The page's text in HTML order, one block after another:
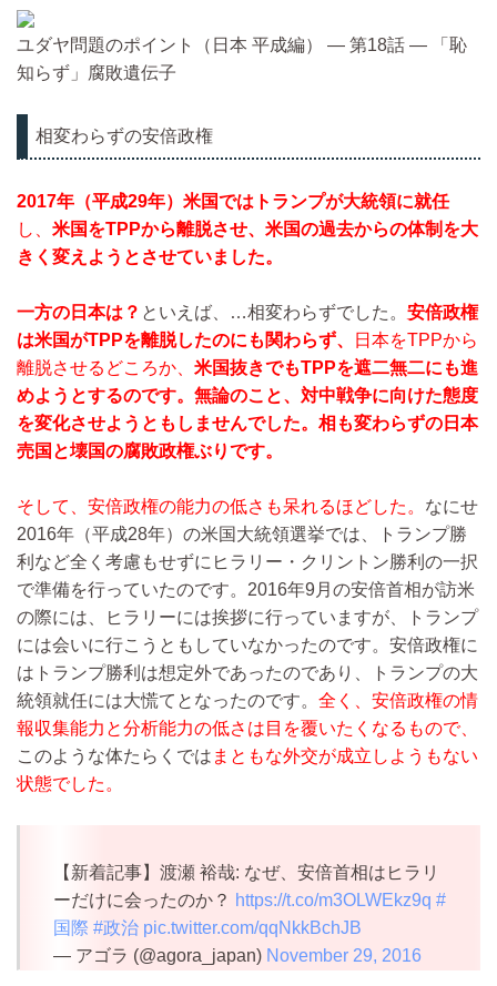
ユダヤ問題のポイント（日本 平成編） ― 第18話 ― 「恥
知らず」腐敗遺伝子
相変わらずの安倍政権
2017年（平成29年）米国ではトランプが大統領に就任
し、 米国をTPPから離脱させ、米国の過去からの体制を大
きく変えようとさせていました。
一方の日本は？ といえば、…相変わらずでした。 安倍政権
は米国がTPPを離脱したのにも関わらず、
日本をTPPから
離脱させるどころか、 米国抜きでもTPPを遮二無二にも進
めようとするのです。無論のこと、対中戦争に向けた態度
を変化させようともしませんでした。相も変わらずの日本
売国と壊国の腐敗政権ぶりです。
そして、安倍政権の能力の低さも呆れるほどした。 なにせ
2016年（平成28年）の米国大統領選挙では、トランプ勝
利など全く考慮もせずにヒラリー・クリントン勝利の一択
で準備を行っていたのです。2016年9月の安倍首相が訪米
の際には、ヒラリーには挨拶に行っていますが、トランプ
には会いに行こうともしていなかったのです。安倍政権に
はトランプ勝利は想定外であったのであり、トランプの大
統領就任には大慌てとなったのです。 全く、安倍政権の情
報収集能力と分析能力の低さは目を覆いたくなるもので、
このような体たらくでは まともな外交が成立しようもない
状態でした。
【新着記事】渡瀬 裕哉: なぜ、安倍首相はヒラリ
ーだけに会ったのか？ https://t.co/m3OLWEkz9q #
国際 #政治 pic.twitter.com/qqNkkBchJB
— アゴラ (@agora_japan) November 29, 2016